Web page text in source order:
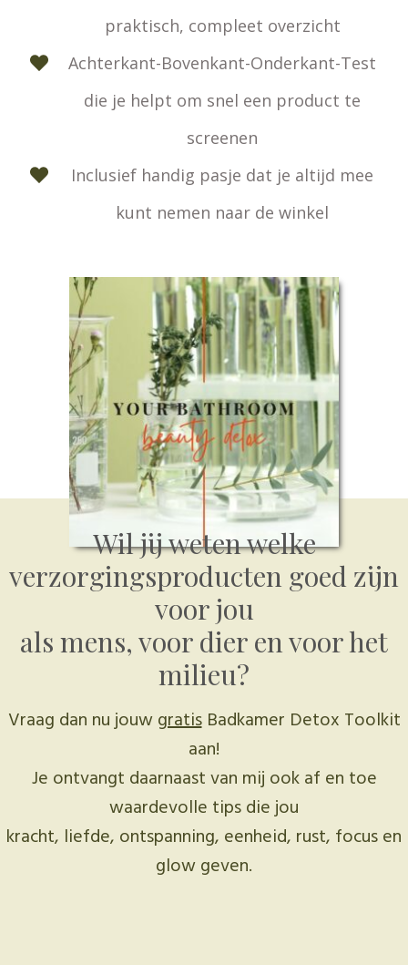
praktisch, compleet overzicht
Achterkant-Bovenkant-Onderkant-Test
die je helpt om snel een product te
screenen
Inclusief handig pasje dat je altijd mee
kunt nemen naar de winkel
Wil jij weten welke
verzorgingsproducten goed zijn
voor jou
als mens, voor dier en voor het
milieu?
Vraag dan nu jouwgratisBadkamer Detox Toolkit
aan!
Je ontvangt daarnaast van mij ook af en toe
waardevolle tips die jou
kracht, liefde, ontspanning, eenheid, rust, focus en
glow geven.